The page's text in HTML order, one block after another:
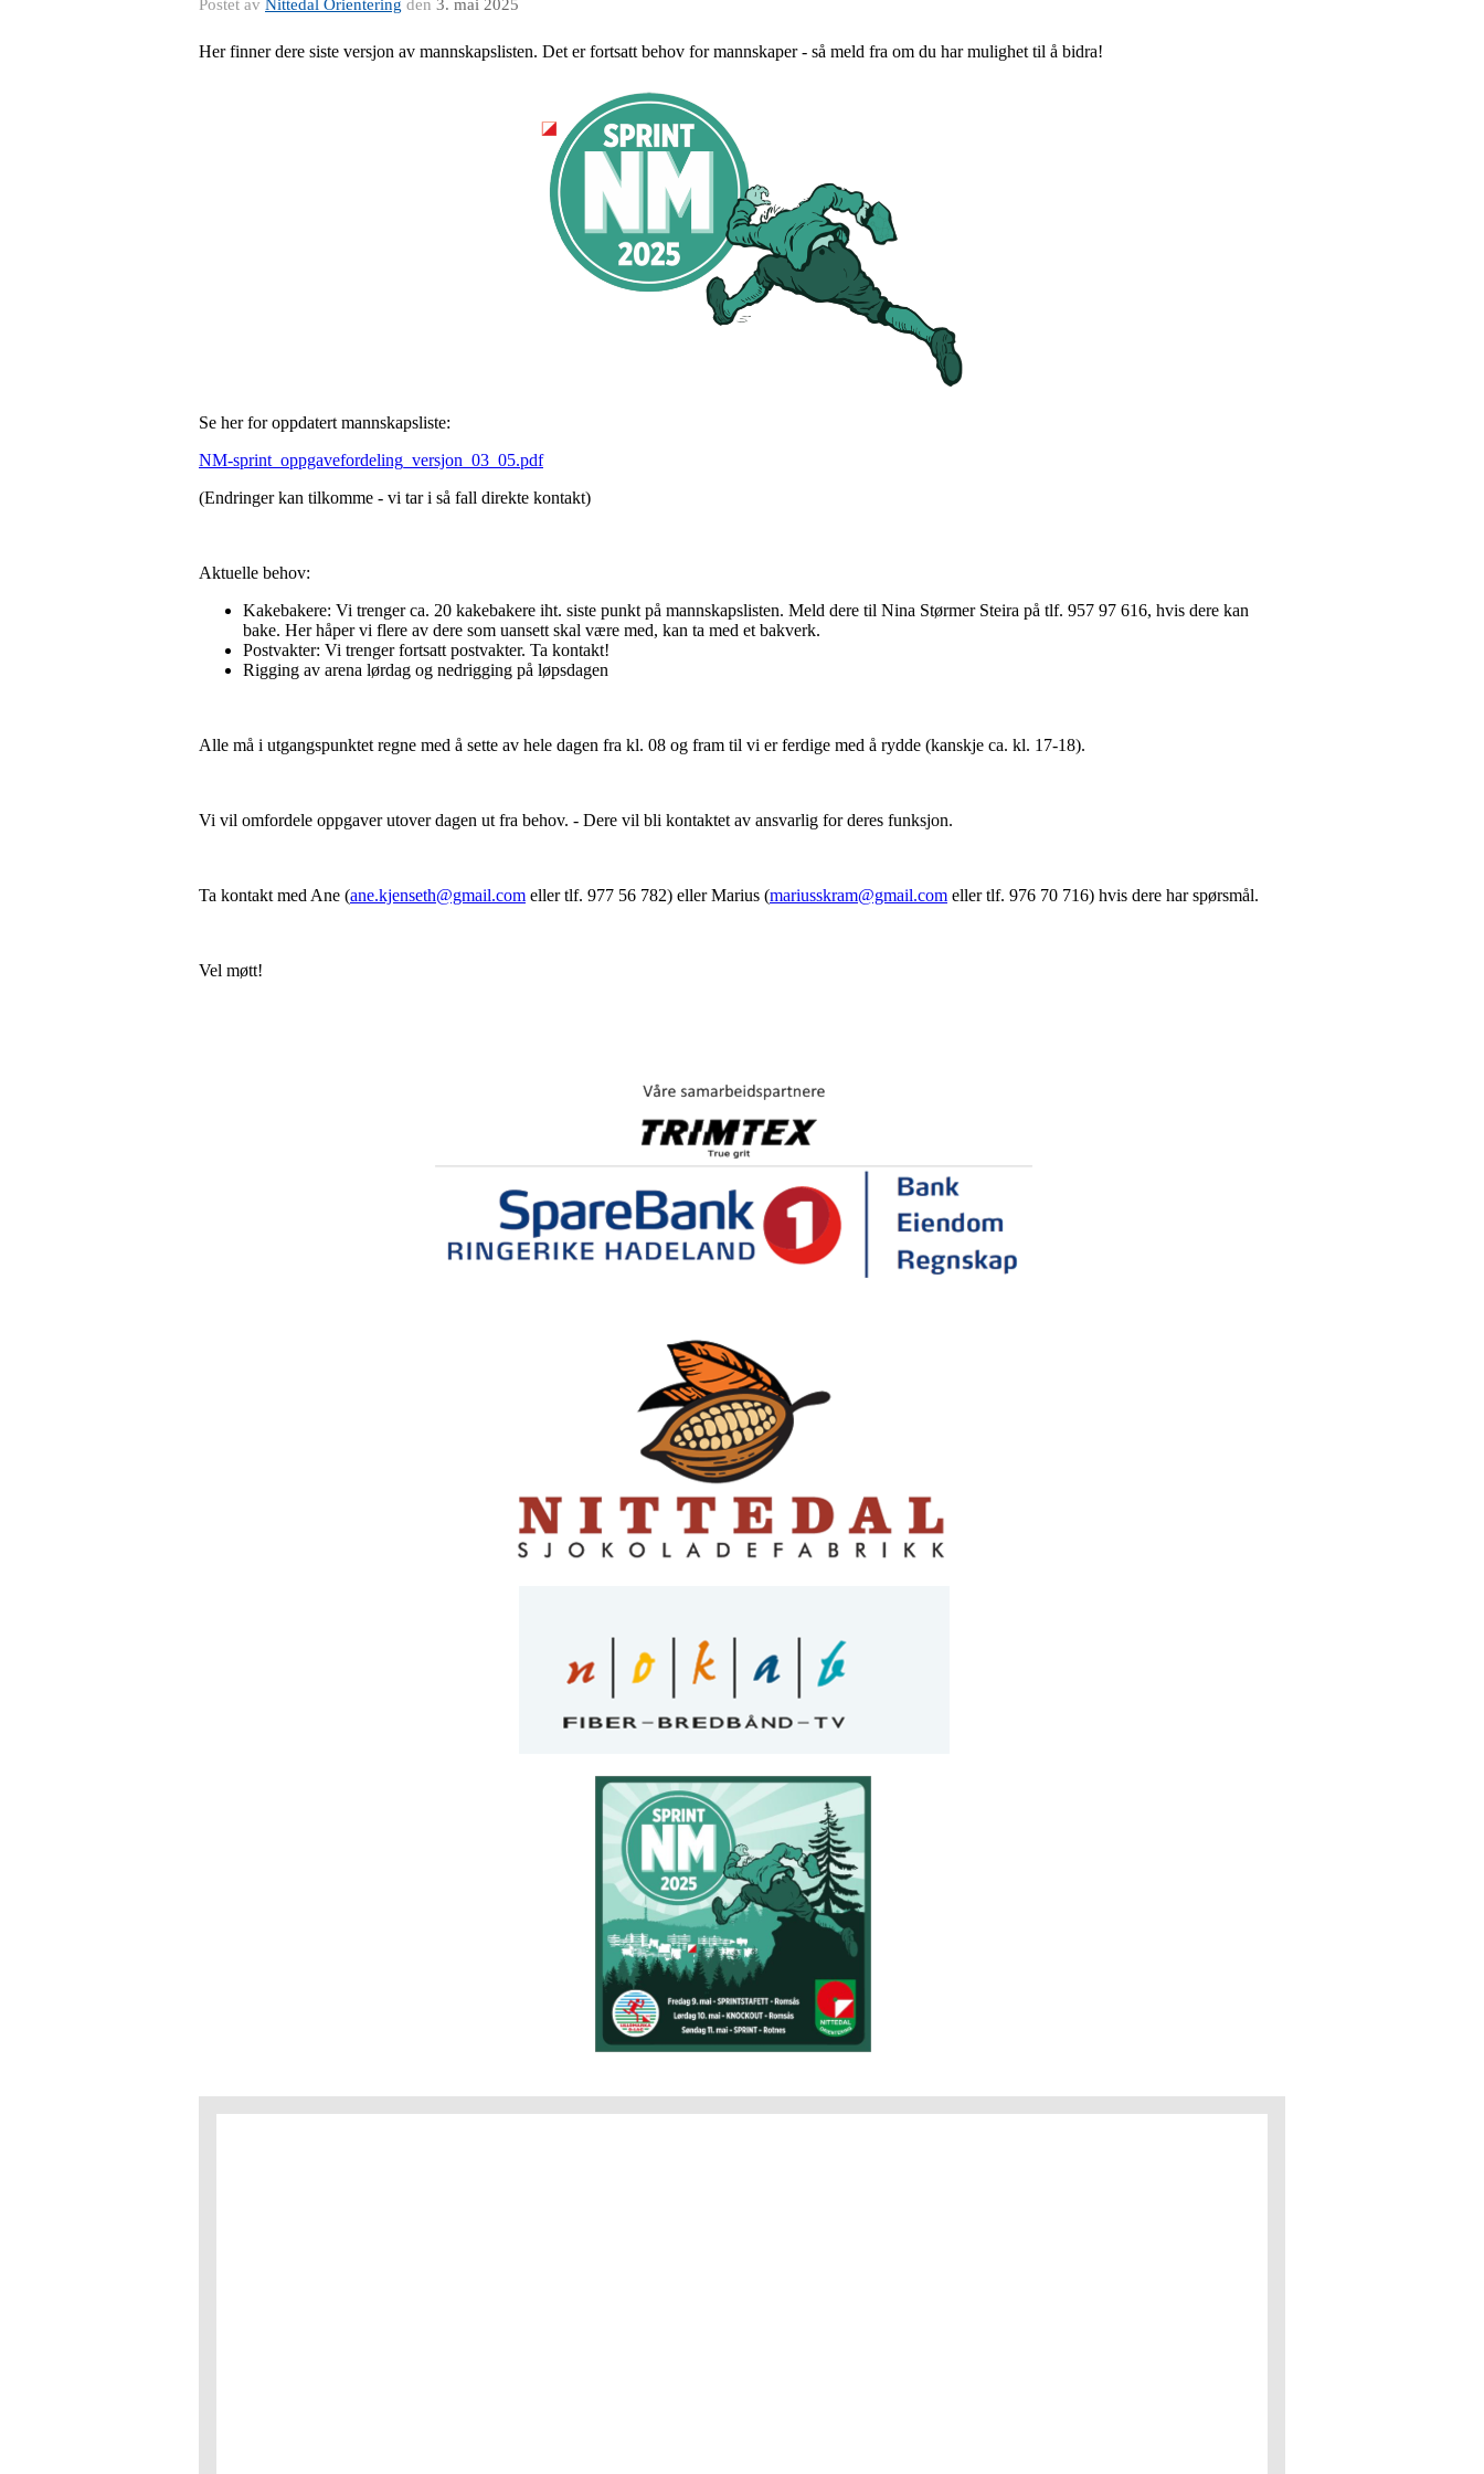
Postet av Nittedal Orientering den 3. mai 2025
Her finner dere siste versjon av mannskapslisten. Det er fortsatt behov for mannskaper - så meld fra om du har mulighet til å bidra!
Se her for oppdatert mannskapsliste:
NM-sprint_oppgavefordeling_versjon_03_05.pdf
(Endringer kan tilkomme - vi tar i så fall direkte kontakt)
Aktuelle behov:
Kakebakere: Vi trenger ca. 20 kakebakere iht. siste punkt på mannskapslisten. Meld dere til Nina Størmer Steira på tlf. 957 97 616, hvis dere kan
bake. Her håper vi flere av dere som uansett skal være med, kan ta med et bakverk.
Postvakter: Vi trenger fortsatt postvakter. Ta kontakt!
Rigging av arena lørdag og nedrigging på løpsdagen
Alle må i utgangspunktet regne med å sette av hele dagen fra kl. 08 og fram til vi er ferdige med å rydde (kanskje ca. kl. 17-18).
Vi vil omfordele oppgaver utover dagen ut fra behov. - Dere vil bli kontaktet av ansvarlig for deres funksjon.
Ta kontakt med Ane (ane.kjenseth@gmail.com eller tlf. 977 56 782) eller Marius (mariusskram@gmail.com eller tlf. 976 70 716) hvis dere har spørsmål.
Vel møtt!